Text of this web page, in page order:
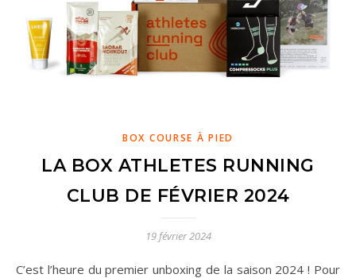
BOX COURSE À PIED
LA BOX ATHLETES RUNNING
CLUB DE FÉVRIER 2024
19 février 2024
C’est l’heure du premier unboxing de la saison 2024 ! Pour